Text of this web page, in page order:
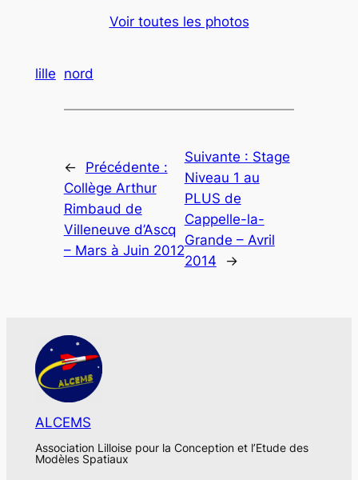
Voir toutes les photos
lille nord
←
Précédente :
Collège Arthur
Rimbaud de
Villeneuve d’Ascq
– Mars à Juin 2012
Suivante : Stage
Niveau 1 au
PLUS de
Cappelle-la-
Grande – Avril
2014
→
ALCEMS
Association Lilloise pour la Conception et l’Etude des
Modèles Spatiaux